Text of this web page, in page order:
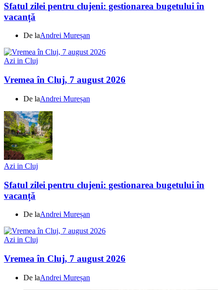
Sfatul zilei pentru clujeni: gestionarea bugetului în
vacanță
De laAndrei Mureșan
Azi in Cluj
Vremea în Cluj, 7 august 2026
De laAndrei Mureșan
Azi in Cluj
Sfatul zilei pentru clujeni: gestionarea bugetului în
vacanță
De laAndrei Mureșan
Azi in Cluj
Vremea în Cluj, 7 august 2026
De laAndrei Mureșan